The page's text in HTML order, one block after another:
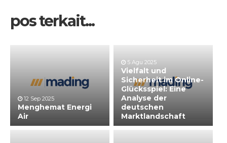
pos terkait...
12 Sep 2025
Menghemat Energi
Air
5 Agu 2025
Vielfalt und
Sicherheit im Online-
Glücksspiel: Eine
Analyse der
deutschen
Marktlandschaft